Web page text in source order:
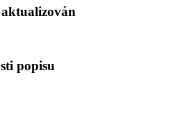
popisu